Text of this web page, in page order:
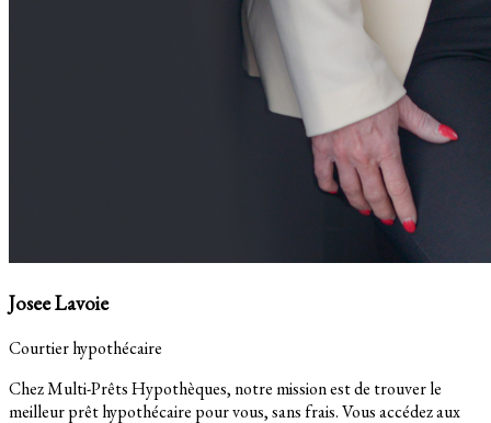
Josee Lavoie
Courtier hypothécaire
Chez Multi-Prêts Hypothèques, notre mission est de trouver le
meilleur prêt hypothécaire pour vous, sans frais. Vous accédez aux